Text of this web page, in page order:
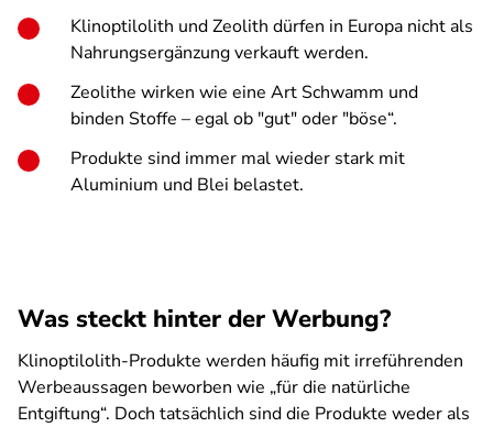
Klinoptilolith und Zeolith dürfen in Europa nicht als
Nahrungsergänzung verkauft werden.
Zeolithe wirken wie eine Art Schwamm und
binden Stoffe – egal ob "gut" oder "böse“.
Produkte sind immer mal wieder stark mit
Aluminium und Blei belastet.
Was steckt hinter der Werbung?
Klinoptilolith-Produkte werden häufig mit irreführenden
Werbeaussagen beworben wie „für die natürliche
Entgiftung“. Doch tatsächlich sind die Produkte weder als